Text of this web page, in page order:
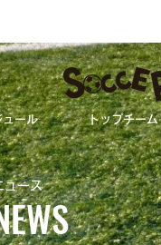
ール トップチーム
【試合告
ALL
ュース